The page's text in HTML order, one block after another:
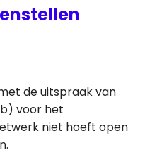
de uitspraak van
voor het
niet hoeft open